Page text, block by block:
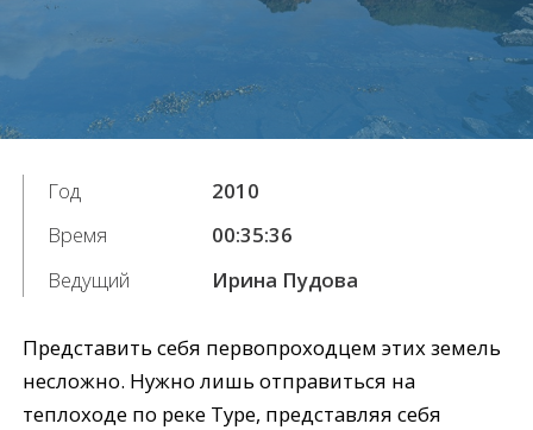
Год
2010
Время
00:35:36
Ведущий
Ирина Пудова
Представить себя первопроходцем этих земель
несложно. Нужно лишь отправиться на
теплоходе по реке Туре, представляя себя